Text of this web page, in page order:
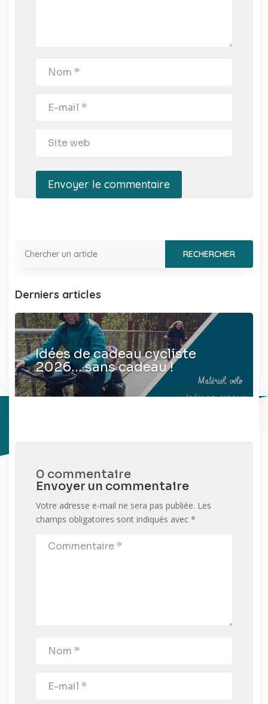
Envoyer le commentaire
Derniers articles
Idées de cadeau cycliste
2026… sans cadeau !
0 commentaire
Envoyer un commentaire
Votre adresse e-mail ne sera pas publiée. Les
champs obligatoires sont indiqués avec *